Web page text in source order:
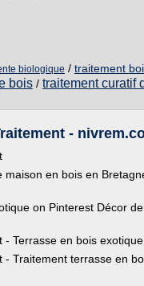
biologique / traitement
bois / traitement curatif
-
en bois en
on Pinterest Décor
- Terrasse en bois
- Traitement terrasse en